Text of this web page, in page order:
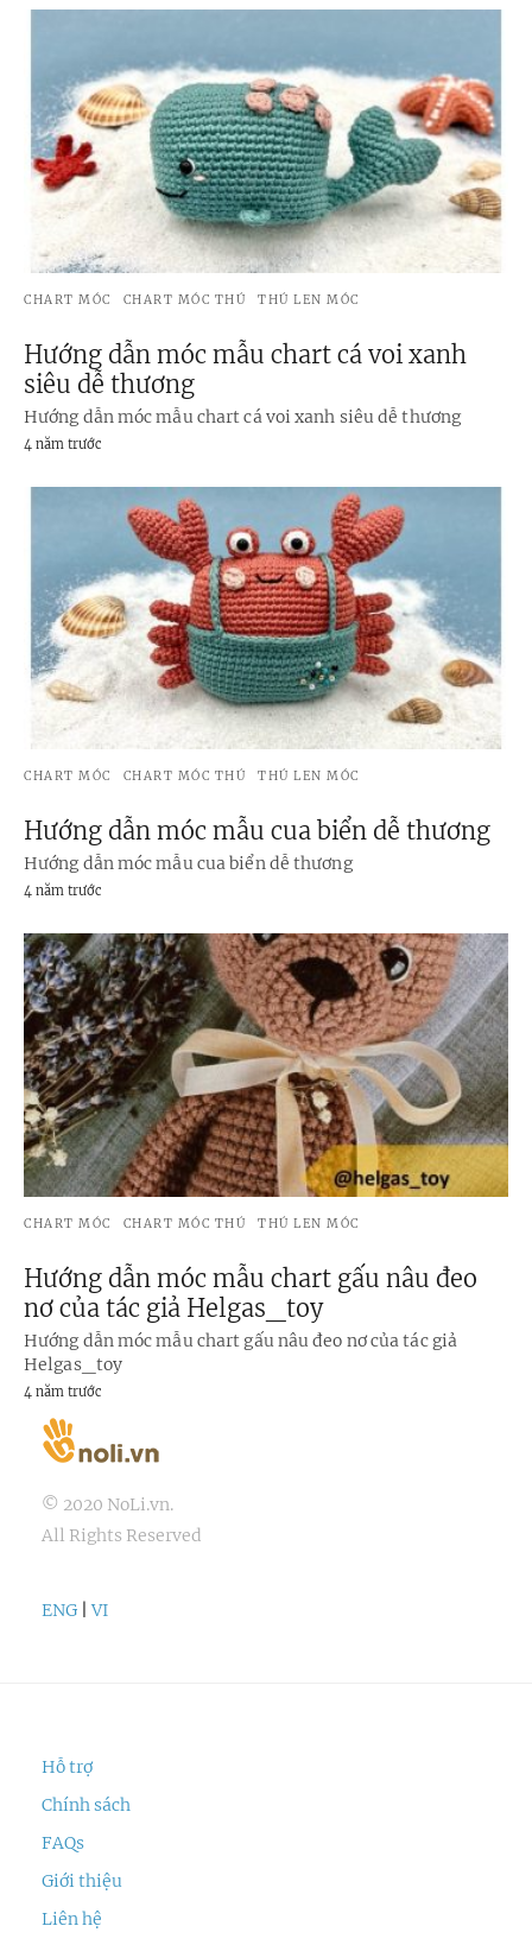
CHART MÓC CHART MÓC THÚ THÚ LEN MÓC
Hướng dẫn móc mẫu chart cá voi xanh
siêu dễ thương
Hướng dẫn móc mẫu chart cá voi xanh siêu dễ thương
4 năm trước
CHART MÓC CHART MÓC THÚ THÚ LEN MÓC
Hướng dẫn móc mẫu cua biển dễ thương
Hướng dẫn móc mẫu cua biển dễ thương
4 năm trước
CHART MÓC CHART MÓC THÚ THÚ LEN MÓC
Hướng dẫn móc mẫu chart gấu nâu đeo
nơ của tác giả Helgas_toy
Hướng dẫn móc mẫu chart gấu nâu đeo nơ của tác giả
Helgas_toy
4 năm trước
© 2020 NoLi.vn.
All Rights Reserved
ENG |VI
Hỗ trợ
Chính sách
FAQs
Giới thiệu
Liên hệ